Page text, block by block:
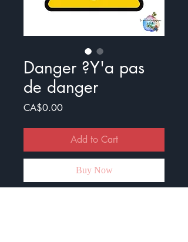
Danger ?Y'a pas
de danger
CA$0.00Price
Add to Cart
Buy Now